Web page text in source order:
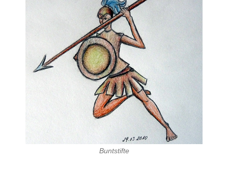
Buntstifte